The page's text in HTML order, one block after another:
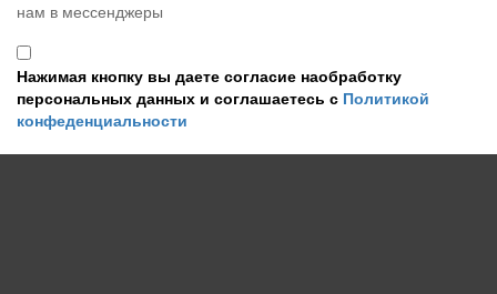
нам в мессенджеры
Нажимая кнопку вы даете согласие наобработку
персональных данных и соглашаетесь с Политикой
конфеденциальности